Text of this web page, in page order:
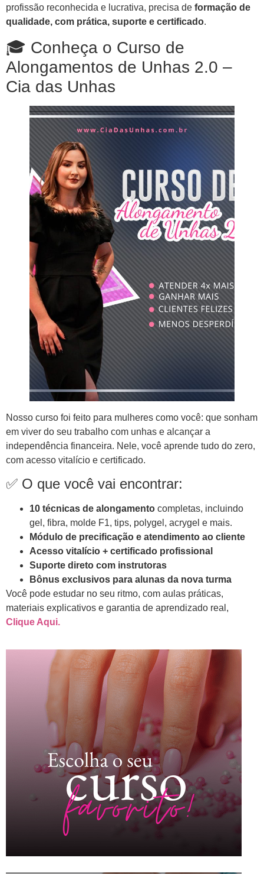
profissão reconhecida e lucrativa, precisa de formação de
qualidade, com prática, suporte e certificado.
🎓 Conheça o Curso de
Alongamentos de Unhas 2.0 –
Cia das Unhas
Nosso curso foi feito para mulheres como você: que sonham
em viver do seu trabalho com unhas e alcançar a
independência financeira. Nele, você aprende tudo do zero,
com acesso vitalício e certificado.
✅ O que você vai encontrar:
10 técnicas de alongamento completas, incluindo
gel, fibra, molde F1, tips, polygel, acrygel e mais.
Módulo de precificação e atendimento ao cliente
Acesso vitalício + certificado profissional
Suporte direto com instrutoras
Bônus exclusivos para alunas da nova turma
Você pode estudar no seu ritmo, com aulas práticas,
materiais explicativos e garantia de aprendizado real,
Clique Aqui.